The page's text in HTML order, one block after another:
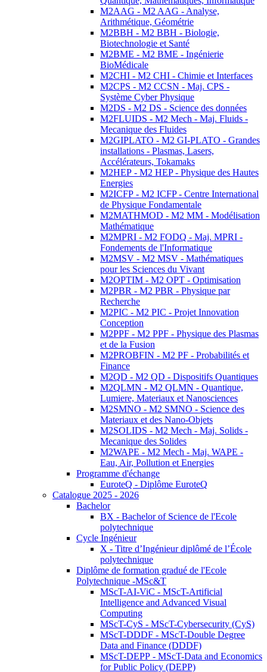
M2AAG - M2 AAG - Analyse,
Arithmétique, Géométrie
M2BBH - M2 BBH - Biologie,
Biotechnologie et Santé
M2BME - M2 BME - Ingénierie
BioMédicale
M2CHI - M2 CHI - Chimie et Interfaces
M2CPS - M2 CCSN - Maj. CPS -
Système Cyber Physique
M2DS - M2 DS - Science des données
M2FLUIDS - M2 Mech - Maj. Fluids -
Mecanique des Fluides
M2GIPLATO - M2 GI-PLATO - Grandes
installations - Plasmas, Lasers,
Accélérateurs, Tokamaks
M2HEP - M2 HEP - Physique des Hautes
Energies
M2ICFP - M2 ICFP - Centre International
de Physique Fondamentale
M2MATHMOD - M2 MM - Modélisation
Mathématique
M2MPRI - M2 FODQ - Maj. MPRI -
Fondements de l'Informatique
M2MSV - M2 MSV - Mathématiques
pour les Sciences du Vivant
M2OPTIM - M2 OPT - Optimisation
M2PBR - M2 PBR - Physique par
Recherche
M2PIC - M2 PIC - Projet Innovation
Conception
M2PPF - M2 PPF - Physique des Plasmas
et de la Fusion
M2PROBFIN - M2 PF - Probabilités et
Finance
M2QD - M2 QD - Dispositifs Quantiques
M2QLMN - M2 QLMN - Quantique,
Lumiere, Materiaux et Nanosciences
M2SMNO - M2 SMNO - Science des
Materiaux et des Nano-Objets
M2SOLIDS - M2 Mech - Maj. Solids -
Mecanique des Solides
M2WAPE - M2 Mech - Maj. WAPE -
Eau, Air, Pollution et Energies
Programme d'échange
EuroteQ - Diplôme EuroteQ
Catalogue 2025 - 2026
Bachelor
BX - Bachelor of Science de l'Ecole
polytechnique
Cycle Ingénieur
X - Titre d’Ingénieur diplômé de l’École
polytechnique
Diplôme de formation gradué de l'Ecole
Polytechnique -MSc&T
MScT-AI-ViC - MScT-Artificial
Intelligence and Advanced Visual
Computing
MScT-CyS - MScT-Cybersecurity (CyS)
MScT-DDDF - MScT-Double Degree
Data and Finance (DDDF)
MScT-DEPP - MScT-Data and Economics
for Public Policy (DEPP)